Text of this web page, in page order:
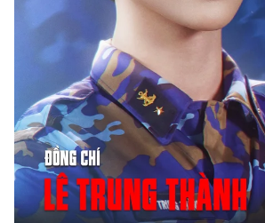
Tiện ích Bạn cần
Thông tin tòa soạn Liên hệ
Đọc Thanh Niên trên điện thoại